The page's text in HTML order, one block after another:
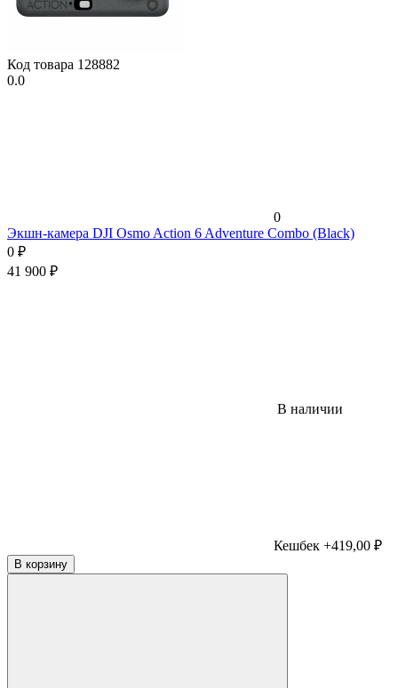
Код товара 128882
0.0
0
Экшн-камера DJI Osmo Action 6 Adventure Combo (Black)
0 ₽
41 900 ₽
В наличии
Кешбек +419,00 ₽
В корзину